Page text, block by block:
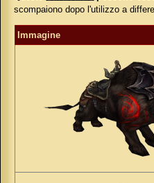
scompaiono dopo l'utilizzo a
Immagine